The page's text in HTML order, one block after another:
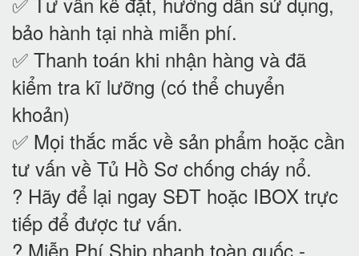
bảo hành tại nhà miễn phí.
✅ Thanh toán khi nhận hàng và đã
kiểm tra kĩ lưỡng (có thể chuyển
khoản)
✅ Mọi thắc mắc về sản phẩm hoặc cần
tư vấn về Tủ Hồ Sơ chống cháy nổ.
? Hãy để lại ngay SĐT hoặc IBOX trực
tiếp để được tư vấn.
? Miễn Phí Ship nhanh toàn quốc -